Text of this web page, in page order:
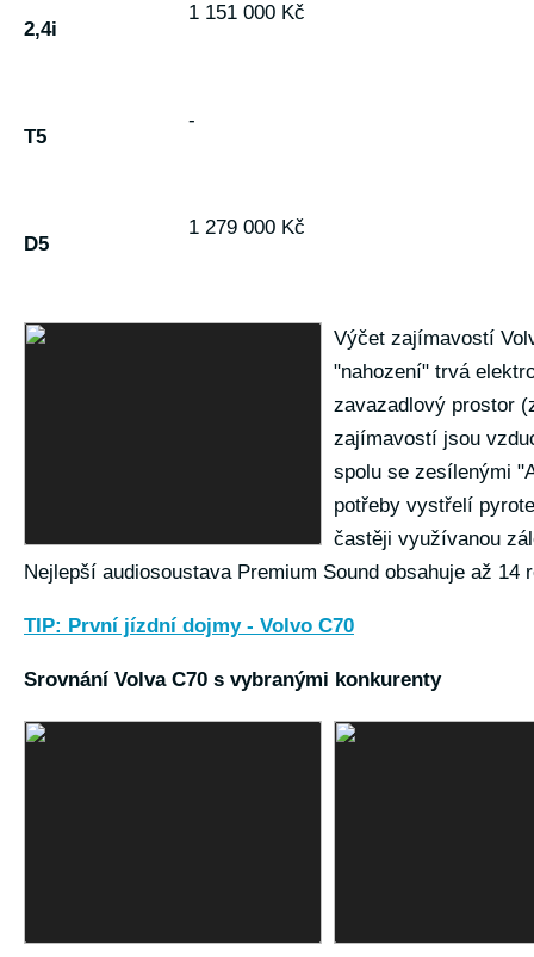
2,4i
1 151 000 Kč
T5
-
D5
1 279 000 Kč
Výčet zajímavostí
"nahození" trvá
zavazadlový prostor
zajímavostí jsou
spolu se zesílenými
potřeby vystřelí
častěji využívanou
Nejlepší audiosoustava Premium Sound obsahuje až
TIP: První jízdní dojmy - Volvo C70
Srovnání Volva C70 s vybranými konkurenty